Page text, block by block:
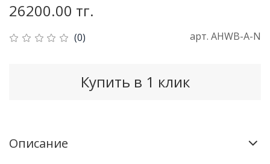
(0) арт. AHWB-A-N
26200.00 тг.
Купить в 1 клик
Описание